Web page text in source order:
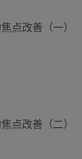
点改善（一）
点改善（二）